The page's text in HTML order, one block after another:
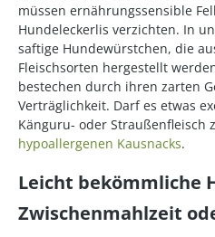
müssen ernährungssensible
Hundeleckerlis verzichten. In
saftige Hundewürstchen, die
Fleischsorten hergestellt
bestechen durch ihren zarten
Verträglichkeit. Darf es etwas
Känguru- oder Straußenfleisch
hypoallergenen Kausnacks.
Leicht bekömmliche
Zwischenmahlzeit